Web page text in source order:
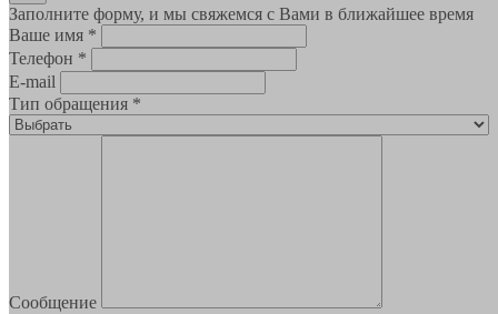
Заполните форму, и мы свяжемся с Вами в ближайшее время
Ваше имя *
Телефон *
E-mail
Тип обращения *
Сообщение